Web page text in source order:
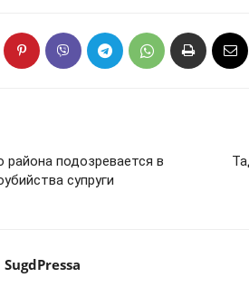
района подозревается в
супруги
SugdPressa